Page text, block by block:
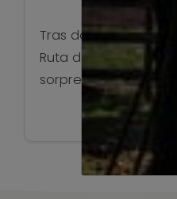
Tras dos años de
Ruta del Vino Valles
sorprender y
celebración del Día
en el icónico Hotel
de los mejores